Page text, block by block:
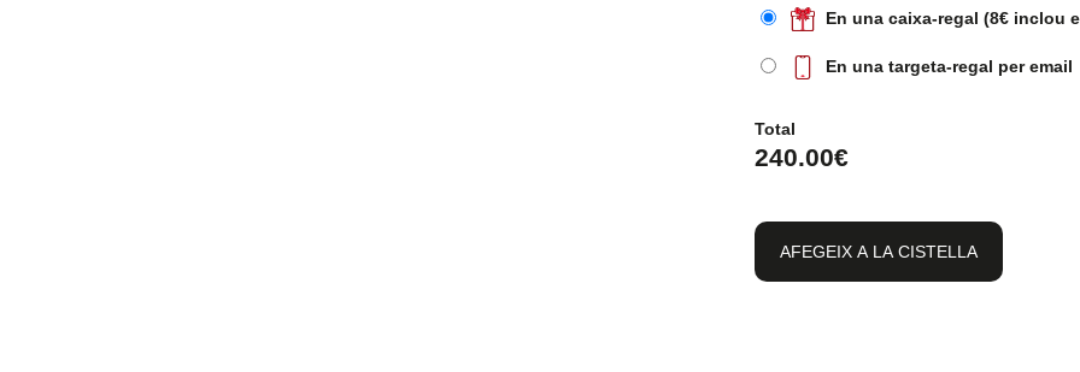
En una caixa-regal (8€ inclou
En una targeta-regal per email
Total
240.00€
AFEGEIX A LA CISTELLA